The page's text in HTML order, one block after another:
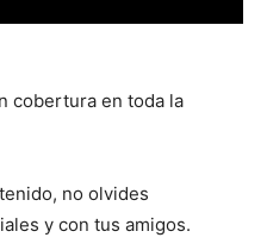
cobertura en toda la
no olvides
y con tus amigos.